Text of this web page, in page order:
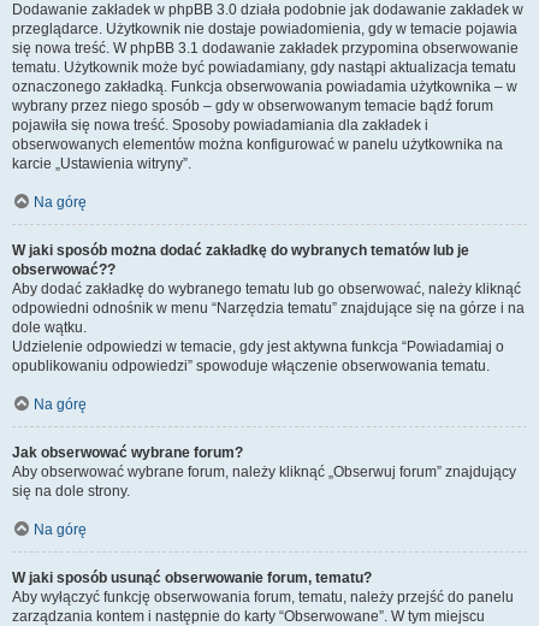
Dodawanie zakładek w phpBB 3.0 działa podobnie jak dodawanie zakładek w
przeglądarce. Użytkownik nie dostaje powiadomienia, gdy w temacie pojawia
się nowa treść. W phpBB 3.1 dodawanie zakładek przypomina obserwowanie
tematu. Użytkownik może być powiadamiany, gdy nastąpi aktualizacja tematu
oznaczonego zakładką. Funkcja obserwowania powiadamia użytkownika – w
wybrany przez niego sposób – gdy w obserwowanym temacie bądź forum
pojawiła się nowa treść. Sposoby powiadamiania dla zakładek i
obserwowanych elementów można konfigurować w panelu użytkownika na
karcie „Ustawienia witryny”.
Na górę
W jaki sposób można dodać zakładkę do wybranych tematów lub je
obserwować??
Aby dodać zakładkę do wybranego tematu lub go obserwować, należy kliknąć
odpowiedni odnośnik w menu “Narzędzia tematu” znajdujące się na górze i na
dole wątku.
Udzielenie odpowiedzi w temacie, gdy jest aktywna funkcja “Powiadamiaj o
opublikowaniu odpowiedzi” spowoduje włączenie obserwowania tematu.
Na górę
Jak obserwować wybrane forum?
Aby obserwować wybrane forum, należy kliknąć „Obserwuj forum” znajdujący
się na dole strony.
Na górę
W jaki sposób usunąć obserwowanie forum, tematu?
Aby wyłączyć funkcję obserwowania forum, tematu, należy przejść do panelu
zarządzania kontem i następnie do karty “Obserwowane”. W tym miejscu